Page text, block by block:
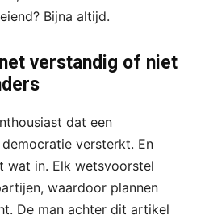
Bijna altijd.
verstandig of niet
dat een
versterkt. En
wat in. Elk wetsvoorstel
waardoor plannen
De man achter dit artikel